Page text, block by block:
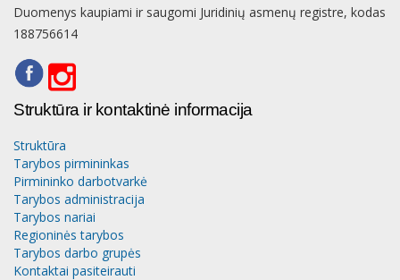
Duomenys kaupiami ir saugomi Juridinių asmenų registre, kodas
188756614
Struktūra ir kontaktinė informacija
Struktūra
Tarybos pirmininkas
Pirmininko darbotvarkė
Tarybos administracija
Tarybos nariai
Regioninės tarybos
Tarybos darbo grupės
Kontaktai pasiteirauti